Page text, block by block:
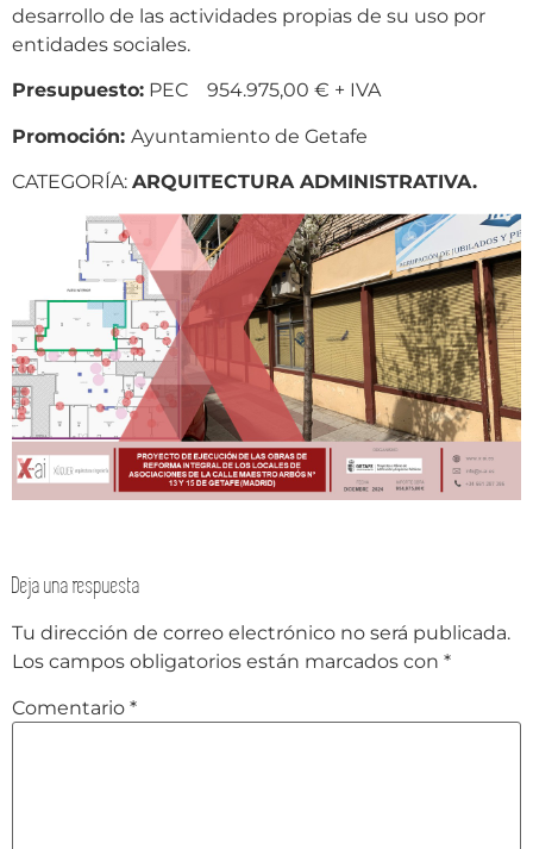
desarrollo de las actividades propias de su uso por
entidades sociales.
Presupuesto: PEC 954.975,00 € + IVA
Promoción: Ayuntamiento de Getafe
CATEGORÍA: ARQUITECTURA ADMINISTRATIVA.
Deja una respuesta
Tu dirección de correo electrónico no será publicada.
Los campos obligatorios están marcados con *
Comentario *